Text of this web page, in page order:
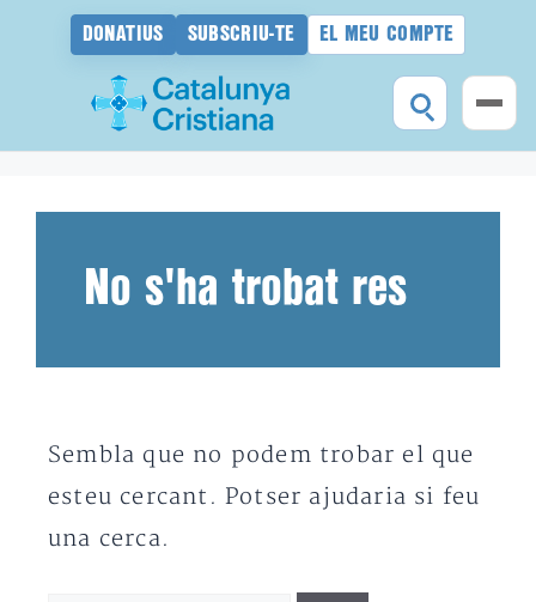
DONATIUS SUBSCRIU-TE EL MEU COMPTE
No s'ha trobat res
Sembla que no podem trobar el que
esteu cercant. Potser ajudaria si feu
una cerca.